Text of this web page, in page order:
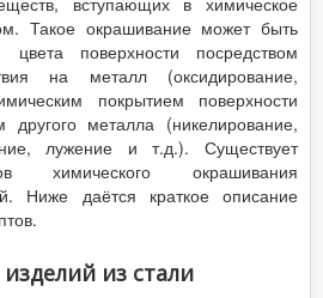
Такое окрашивание может быть
цвета поверхности посредством
на металл (оксидирование,
покрытием поверхности
металла (никелирование,
лужение и т.д.). Существует
химического окрашивания
Ниже даётся краткое описание
из стали